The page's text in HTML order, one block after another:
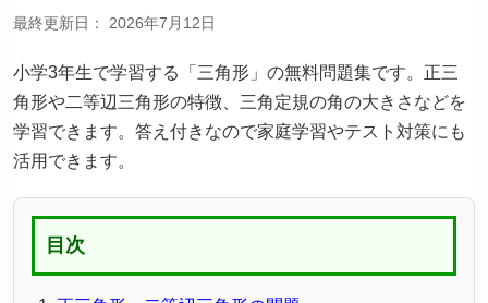
最終更新日： 2026年7月12日
小学3年生で学習する「三角形」の無料問題集です。正三
角形や二等辺三角形の特徴、三角定規の角の大きさなどを
学習できます。答え付きなので家庭学習やテスト対策にも
活用できます。
目次